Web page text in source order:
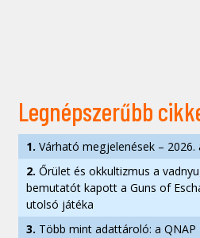
Legnépszerűbb
1. Várható megjelenések – 2026.
2. Őrület és okkultizmus a
bemutatót kapott a Guns of
utolsó játéka
3. Több mint adattároló: a QNAP